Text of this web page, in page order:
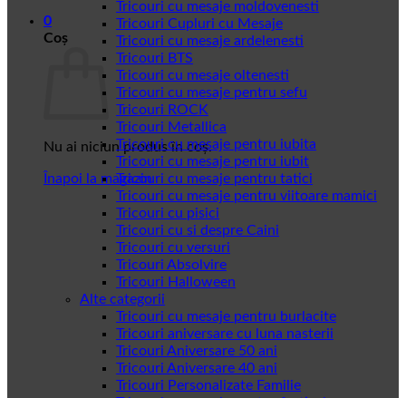
0
Coș
Nu ai niciun produs în coș.
Înapoi la magazin
Tricouri cu mesaje moldovenesti
Tricouri Cupluri cu Mesaje
Tricouri cu mesaje ardelenesti
Tricouri BTS
Tricouri cu mesaje oltenesti
Tricouri cu mesaje pentru sefu
Tricouri ROCK
Tricouri Metallica
Tricouri cu mesaje pentru iubita
Tricouri cu mesaje pentru iubit
Tricouri cu mesaje pentru tatici
Tricouri cu mesaje pentru viitoare mamici
Tricouri cu pisici
Tricouri cu si despre Caini
Tricouri cu versuri
Tricouri Absolvire
Tricouri Halloween
Alte categorii
Tricouri cu mesaje pentru burlacite
Tricouri aniversare cu luna nasterii
Tricouri Aniversare 50 ani
Tricouri Aniversare 40 ani
Tricouri Personalizate Familie